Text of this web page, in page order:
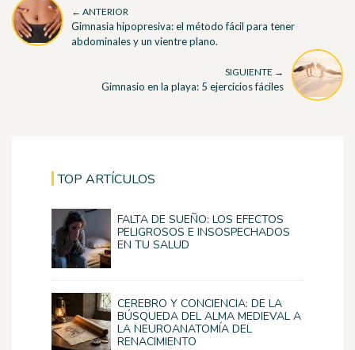
← ANTERIOR
Gimnasia hipopresiva: el método fácil para tener
abdominales y un vientre plano.
SIGUIENTE →
Gimnasio en la playa: 5 ejercicios fáciles
TOP ARTÍCULOS
FALTA DE SUEÑO: LOS EFECTOS
PELIGROSOS E INSOSPECHADOS
EN TU SALUD
CEREBRO Y CONCIENCIA: DE LA
BÚSQUEDA DEL ALMA MEDIEVAL A
LA NEUROANATOMÍA DEL
RENACIMIENTO